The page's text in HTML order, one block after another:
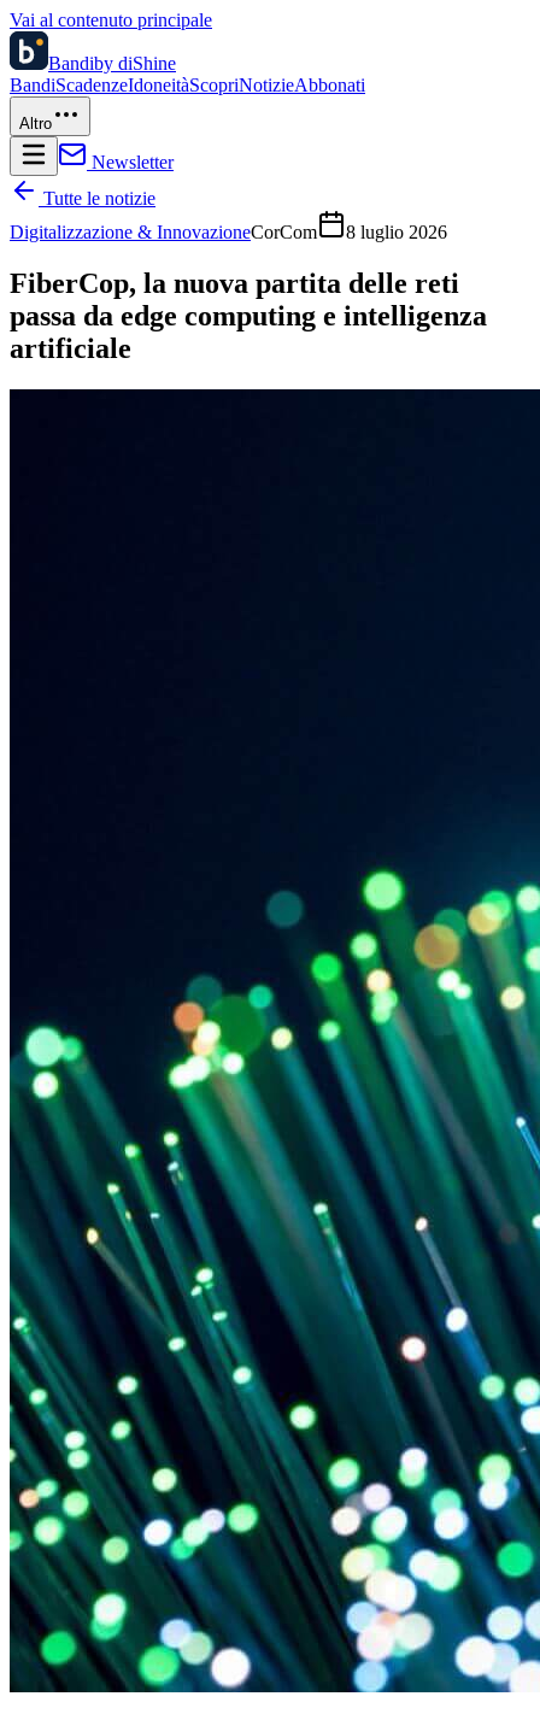
Vai al contenuto principale
Bandiby diShine
BandiScadenzeIdoneitàScopriNotizieAbbonati
Altro
Newsletter
Tutte le notizie
Digitalizzazione & InnovazioneCorCom 8 luglio 2026
FiberCop, la nuova partita delle reti
passa da edge computing e intelligenza
artificiale